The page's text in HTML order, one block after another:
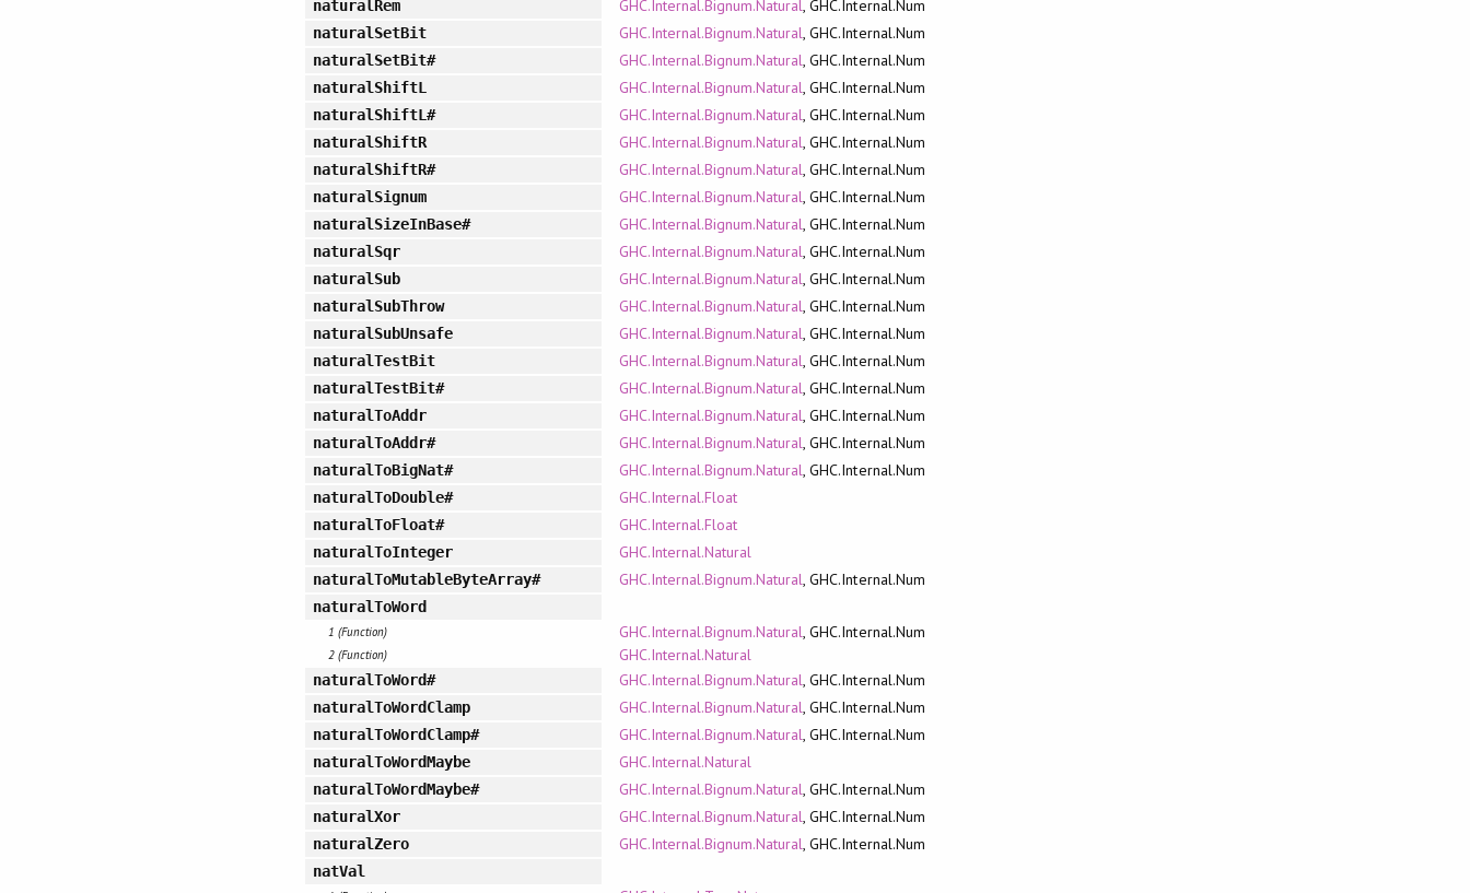
naturalRem GHC.Internal.Bignum.Natural, GHC.Internal.Num
naturalSetBit GHC.Internal.Bignum.Natural, GHC.Internal.Num
naturalSetBit# GHC.Internal.Bignum.Natural, GHC.Internal.Num
naturalShiftL GHC.Internal.Bignum.Natural, GHC.Internal.Num
naturalShiftL# GHC.Internal.Bignum.Natural, GHC.Internal.Num
naturalShiftR GHC.Internal.Bignum.Natural, GHC.Internal.Num
naturalShiftR# GHC.Internal.Bignum.Natural, GHC.Internal.Num
naturalSignum GHC.Internal.Bignum.Natural, GHC.Internal.Num
naturalSizeInBase# GHC.Internal.Bignum.Natural, GHC.Internal.Num
naturalSqr GHC.Internal.Bignum.Natural, GHC.Internal.Num
naturalSub GHC.Internal.Bignum.Natural, GHC.Internal.Num
naturalSubThrow GHC.Internal.Bignum.Natural, GHC.Internal.Num
naturalSubUnsafe GHC.Internal.Bignum.Natural, GHC.Internal.Num
naturalTestBit GHC.Internal.Bignum.Natural, GHC.Internal.Num
naturalTestBit# GHC.Internal.Bignum.Natural, GHC.Internal.Num
naturalToAddr GHC.Internal.Bignum.Natural, GHC.Internal.Num
naturalToAddr# GHC.Internal.Bignum.Natural, GHC.Internal.Num
naturalToBigNat# GHC.Internal.Bignum.Natural, GHC.Internal.Num
naturalToDouble# GHC.Internal.Float
naturalToFloat# GHC.Internal.Float
naturalToInteger GHC.Internal.Natural
naturalToMutableByteArray# GHC.Internal.Bignum.Natural, GHC.Internal.Num
naturalToWord
1 (Function) GHC.Internal.Bignum.Natural, GHC.Internal.Num
2 (Function) GHC.Internal.Natural
naturalToWord# GHC.Internal.Bignum.Natural, GHC.Internal.Num
naturalToWordClamp GHC.Internal.Bignum.Natural, GHC.Internal.Num
naturalToWordClamp# GHC.Internal.Bignum.Natural, GHC.Internal.Num
naturalToWordMaybe GHC.Internal.Natural
naturalToWordMaybe# GHC.Internal.Bignum.Natural, GHC.Internal.Num
naturalXor GHC.Internal.Bignum.Natural, GHC.Internal.Num
naturalZero GHC.Internal.Bignum.Natural, GHC.Internal.Num
natVal